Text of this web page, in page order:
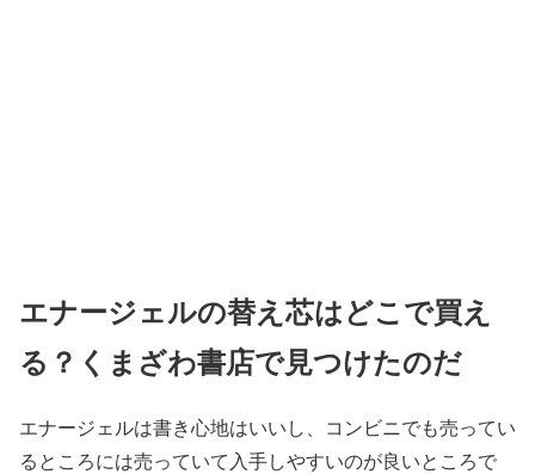
エナージェルの替え芯はどこで買え
る？くまざわ書店で見つけたのだ
エナージェルは書き心地はいいし、コンビニでも売ってい
るところには売っていて入手しやすいのが良いところで